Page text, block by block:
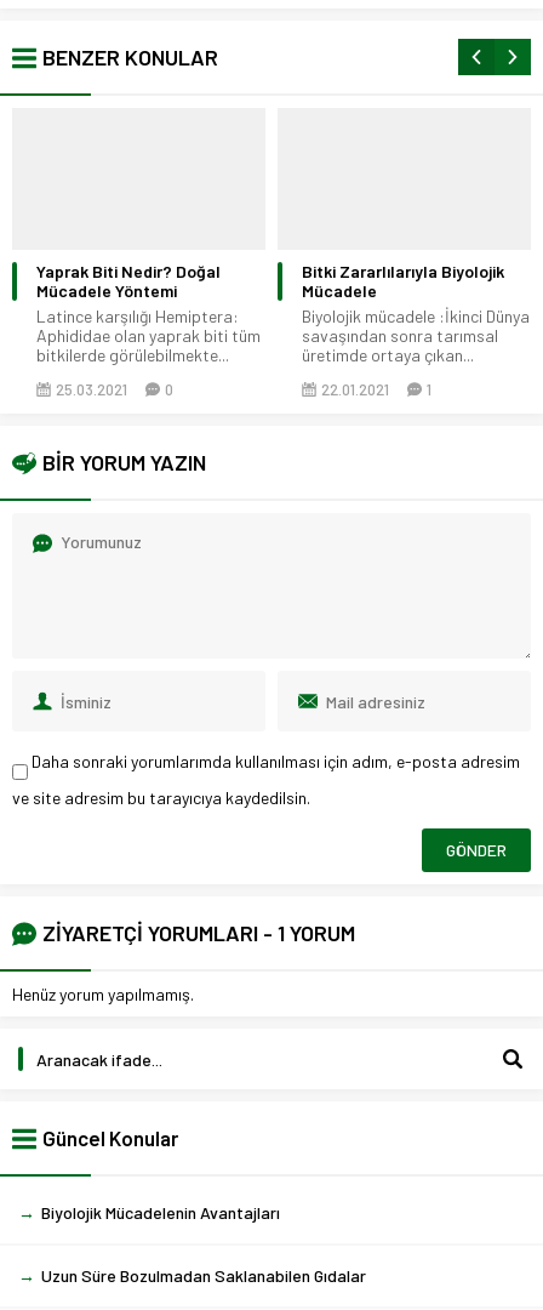
BENZER KONULAR
Bitki Zararlılarıyla Biyolojik
Mücadele
Biyolojik mücadele :İkinci Dünya
savaşından sonra tarımsal
üretimde ortaya çıkan...
22.01.2021
Yabancı Otlar ile Mücadele
Yöntemleri
Yabani ot – Yabancı ot nedir?
Kültüre alınmamış, doğadaki
otsu...
24.01.2021 0
BİR YORUM YAZIN
Daha sonraki yorumlarımda kullanılması için adım, e-posta adresim
ve site adresim bu tarayıcıya kaydedilsin.
ZİYARETÇİ YORUMLARI - 1 YORUM
Henüz yorum yapılmamış.
Güncel Konular
→ Biyolojik Mücadelenin Avantajları
→ Uzun Süre Bozulmadan Saklanabilen Gıdalar